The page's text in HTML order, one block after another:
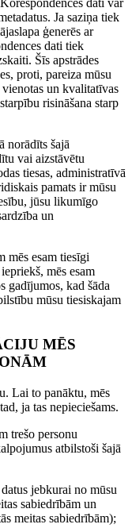
Ja saziņa tiek
ģenerēs ar
dati tiek
Šīs apstrādes
proti, pareiza mūsu
un kvalitatīvas
risināšana starp
norādīts šajā
vai aizstāvētu
tiesas, administratīvā
pamats ir mūsu
jūsu likumīgo
un
mēs esam tiesīgi
mēs esam
gadījumos, kad šāda
mūsu tiesiskajam
MĒS
Lai to panāktu, mēs
ja tas nepieciešams.
trešo personu
atbilstoši šajā
jebkurai no mūsu
sabiedrībām un
meitas sabiedrībām);